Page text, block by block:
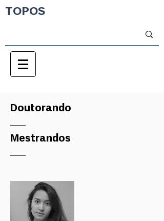
TOPOS
Doutorando
Mestrandos